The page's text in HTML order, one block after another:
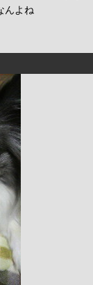
んよね